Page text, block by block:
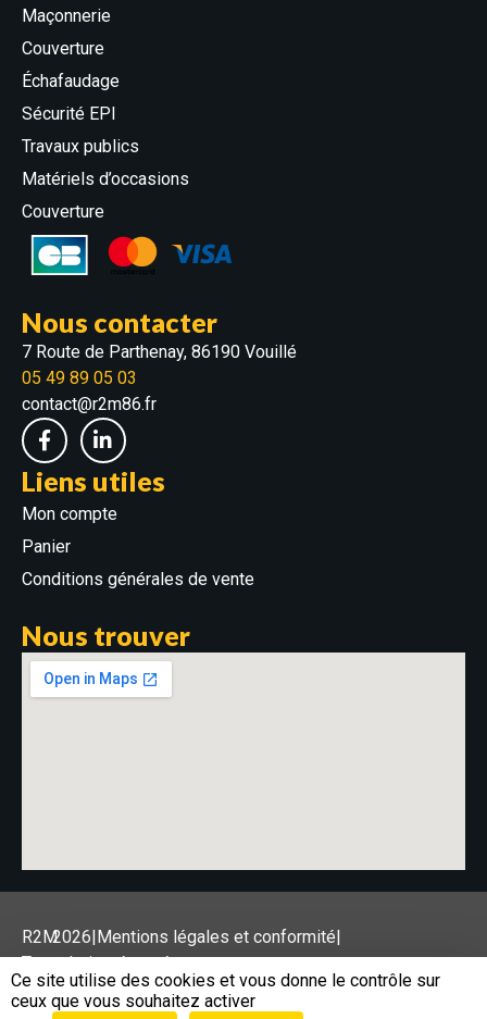
Maçonnerie
Couverture
Échafaudage
Sécurité EPI
Travaux publics
Matériels d’occasions
Couverture
Nous contacter
7 Route de Parthenay, 86190 Vouillé
05 49 89 05 03
contact@r2m86.fr
Liens utiles
Mon compte
Panier
Conditions générales de vente
Nous trouver
R2M2026|Mentions légales et conformité|
Tous droits réservés
Ce site utilise des cookies et vous donne le contrôle sur
ceux que vous souhaitez activer